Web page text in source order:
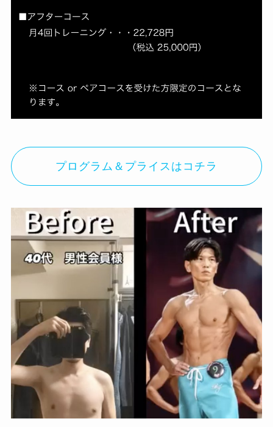
プログラム＆プライスはコチラ